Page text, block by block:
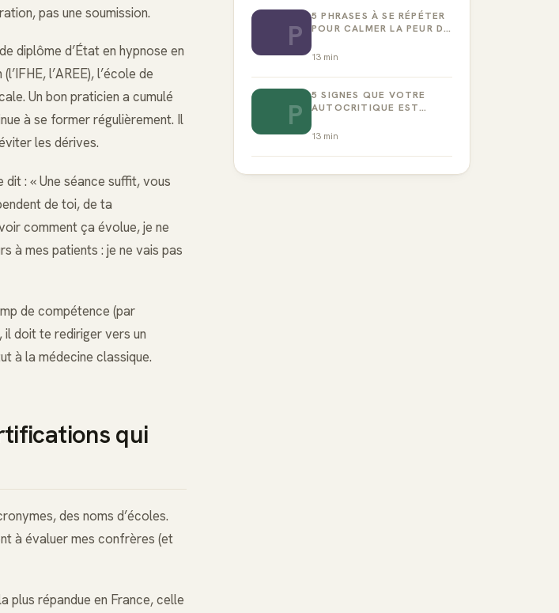
pas une soumission.
diplôme d’État en hypnose en
l’AREE), l’école de
Un bon praticien a cumulé
à se former régulièrement. Il
les dérives.
dit : « Une séance suffit, vous
de toi, de ta
comment ça évolue, je ne
à mes patients : je ne vais pas
de compétence (par
il doit te rediriger vers un
à la médecine classique.
qui
des noms d’écoles.
à évaluer mes confrères (et
plus répandue en France, celle
P
5 PHRASES À SE RÉPÉTER
POUR CALMER LA PEUR DE
13 min
P
5 SIGNES QUE VOTRE
AUTOCRITIQUE EST
13 min